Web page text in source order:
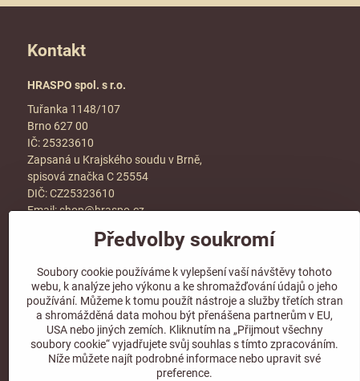
Kontakt
HRASPO spol. s r.o.
Tuřanka 1148/107
Brno 627 00
IČ: 25323610
Zapsaná u Krajského soudu v Brně,
spisová značka C 25554
DIČ: CZ25323610
Email:shop@hraspo.cz
Obchodní podmínky
Více info v sekcikontakt
Sledujte naše sociální sítě!
Předvolby soukromí
Soubory cookie používáme k vylepšení vaší návštěvy tohoto
webu, k analýze jeho výkonu a ke shromažďování údajů o jeho
používání. Můžeme k tomu použít nástroje a služby třetích stran
a shromážděná data mohou být přenášena partnerům v EU,
USA nebo jiných zemích. Kliknutím na „Přijmout všechny
soubory cookie“ vyjadřujete svůj souhlas s tímto zpracováním.
Níže můžete najít podrobné informace nebo upravit své
preference.